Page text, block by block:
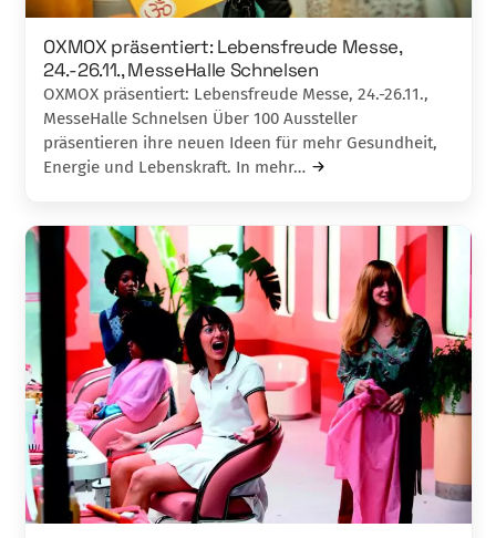
OXMOX präsentiert: Lebensfreude Messe,
24.-26.11., MesseHalle Schnelsen
OXMOX präsentiert: Lebensfreude Messe, 24.-26.11.,
MesseHalle Schnelsen Über 100 Aussteller
präsentieren ihre neuen Ideen für mehr Gesundheit,
Energie und Leb­enskraft. In mehr…